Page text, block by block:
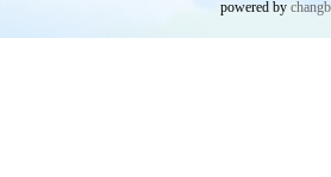
powered by